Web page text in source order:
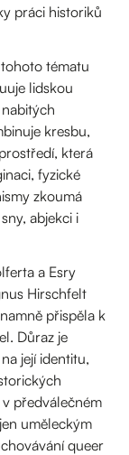
práci historiků
tématu
lidskou
kresbu,
která
fyzické
zkoumá
abjekci i
a Esry
Hirschfelt
přispěla k
Důraz je
její identitu,
předválečném
uměleckým
queer